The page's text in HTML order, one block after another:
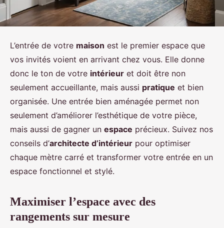
L’entrée de votre maison est le premier espace que
vos invités voient en arrivant chez vous. Elle donne
donc le ton de votre intérieur et doit être non
seulement accueillante, mais aussi pratique et bien
organisée. Une entrée bien aménagée permet non
seulement d’améliorer l’esthétique de votre pièce,
mais aussi de gagner un espace précieux. Suivez nos
conseils d’architecte d’intérieur pour optimiser
chaque mètre carré et transformer votre entrée en un
espace fonctionnel et stylé.
Maximiser l’espace avec des
rangements sur mesure